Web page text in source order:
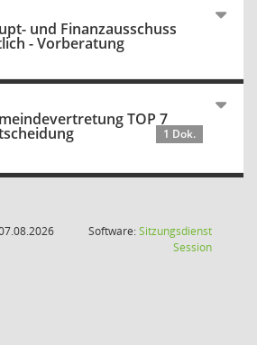
und Finanzausschuss
- Vorberatung
TOP 7
1 Dok.
Software:Sitzungsdienst
Session(Wird in